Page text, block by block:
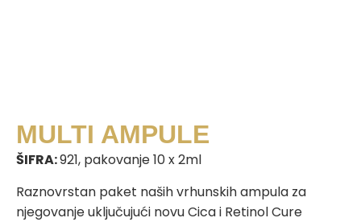
MULTI AMPULE
ŠIFRA:921, pakovanje 10 x 2ml
Raznovrstan paket naših vrhunskih ampula za
njegovanje uključujući novu Cica i Retinol Cure